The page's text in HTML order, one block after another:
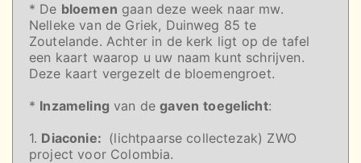
* De bloemen gaan deze week naar mw.
Nelleke van de Griek, Duinweg 85 te
Zoutelande. Achter in de kerk ligt op de tafel
een kaart waarop u uw naam kunt schrijven.
Deze kaart vergezelt de bloemengroet.
* Inzameling van degaven toegelicht:
1. Diaconie: (lichtpaarse collectezak) ZWO
project voor Colombia.